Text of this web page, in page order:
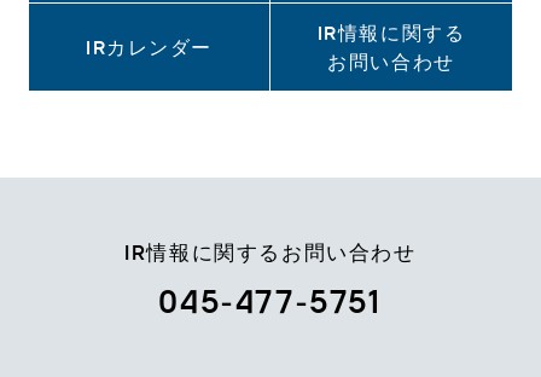
IRカレンダー
IR情報に関する
お問い合わせ
IR情報に関するお問い合わせ
045-477-5751